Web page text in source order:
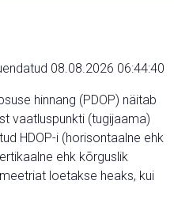
08.08.2026 06:44:40
hinnang (PDOP) näitab
vaatluspunkti (tugijaama)
HDOP-i (horisontaalne ehk
ehk kõrguslik
loetakse heaks, kui